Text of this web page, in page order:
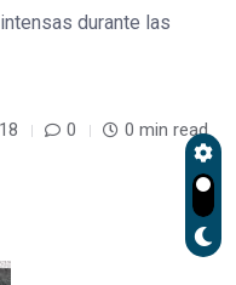
durante las
0 0 min read